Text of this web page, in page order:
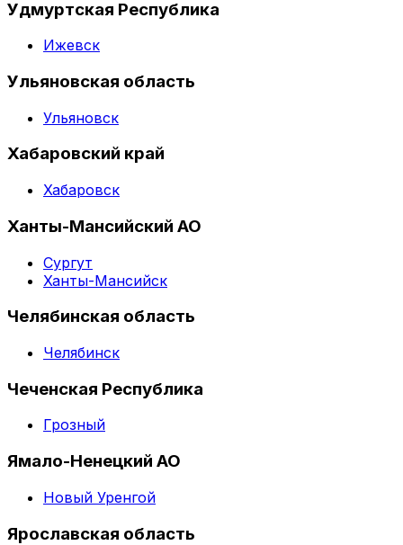
Удмуртская Республика
Ижевск
Ульяновская область
Ульяновск
Хабаровский край
Хабаровск
Ханты-Мансийский АО
Сургут
Ханты-Мансийск
Челябинская область
Челябинск
Чеченская Республика
Грозный
Ямало-Ненецкий АО
Новый Уренгой
Ярославская область